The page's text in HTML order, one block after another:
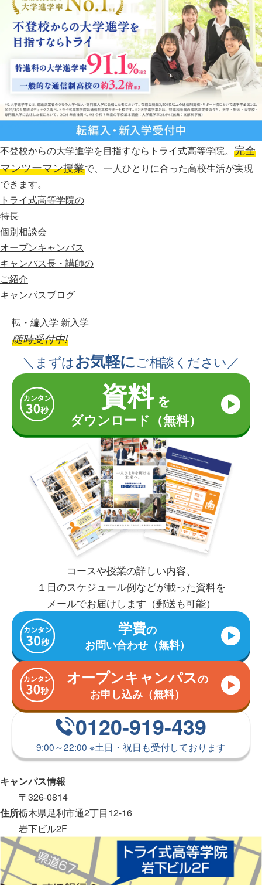
不登校からの大学進学を目指すならトライ式高等学院。 完全
マンツーマン授業で、一人ひとりに合った高校生活が実現
できます。
トライ式高等学院の
特長
個別相談会
オープンキャンパス
キャンパス長・講師の
ご紹介
キャンパスブログ
転・編入学 新入学
随時受付中!
＼まずはお気軽にご相談ください／
資料を
ダウンロード（無料）
コースや授業の詳しい内容、
１日のスケジュール例などが載った資料を
メールでお届けします（郵送も可能）
学費の
お問い合わせ（無料）
オープンキャンパスの
お申し込み（無料）
0120-919-439
9:00～22:00 ※土日・祝日も受付しております
キャンパス情報
住所
〒326-0814
栃木県足利市通2丁目12-16
岩下ビル2F